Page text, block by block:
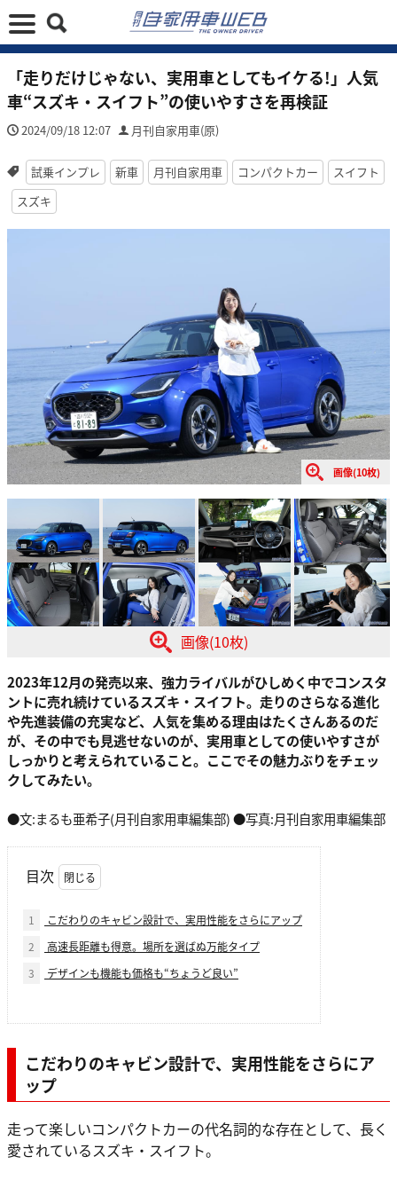
「走りだけじゃない、実用車としてもイケる!」人気
車“スズキ・スイフト”の使いやすさを再検証
2024/09/18 12:07 月刊自家用車(原)
試乗インプレ 新車 月刊自家用車 コンパクトカー
スイフト
スズキ
画像(10枚)
画像(10枚)
2023年12月の発売以来、強力ライバルがひしめく中でコンスタ
ントに売れ続けているスズキ・スイフト。走りのさらなる進化
や先進装備の充実など、人気を集める理由はたくさんあるのだ
が、その中でも見逃せないのが、実用車としての使いやすさが
しっかりと考えられていること。ここでその魅力ぶりをチェッ
クしてみたい。
●文:まるも亜希子(月刊自家用車編集部) ●写真:月刊自家用車編集部
目次
1
こだわりのキャビン設計で、実用性能をさらにアップ
2
高速長距離も得意。場所を選ばぬ万能タイプ
3
デザインも機能も価格も“ちょうど良い”
こだわりのキャビン設計で、実用性能をさらにア
ップ
走って楽しいコンパクトカーの代名詞的な存在として、長く
愛されているスズキ・スイフト。